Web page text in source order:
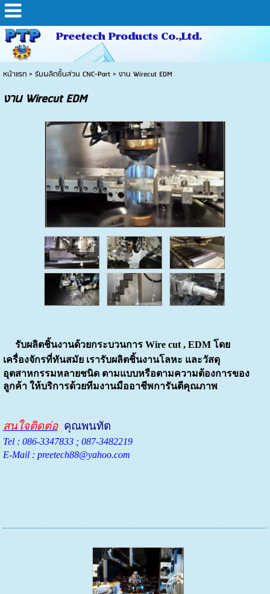
Preetech Products Co.,Ltd.
หน้าแรก> รับผลิตชิ้นส่วน CNC-Part> งาน Wirecut EDM
งาน Wirecut EDM
รับผลิตชิ้นงานด้วยกระบวนการ Wire cut , EDM โดย
เครื่องจักรที่ทันสมัย เรารับผลิตชิ้นงานโลหะ และวัสดุ
อุตสาหกรรมหลายชนิด ตามแบบหรือตามความต้องการของ
ลูกค้า ให้บริการด้วยทีมงานมืออาชีพการันตีคุณภาพ
สนใจติดต่อ คุณพนทัต
Tel : 086-3347833 ; 087-3482219
E-Mail : preetech88@yahoo.com